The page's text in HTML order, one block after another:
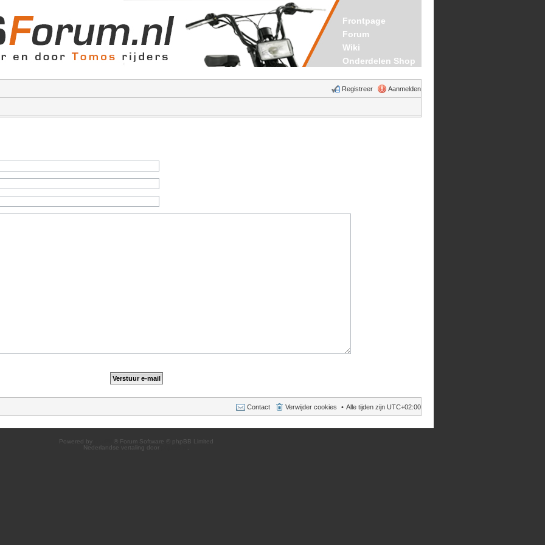
Frontpage
Forum
Wiki
Onderdelen Shop
Aanmelden
Registreer
Alle tijden zijn UTC+02:00
Verwijder cookies
Contact
Powered by
® Forum Software © phpBB Limited
Nederlandse vertaling door